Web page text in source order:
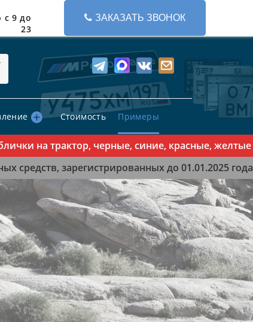
с 9 до
23
ЗАКАЗАТЬ ЗВОНОК
Стоимость Примеры
на трактор, черные, синие, красные, желтые
средств, зарегистрированных до 01.01.2025 года